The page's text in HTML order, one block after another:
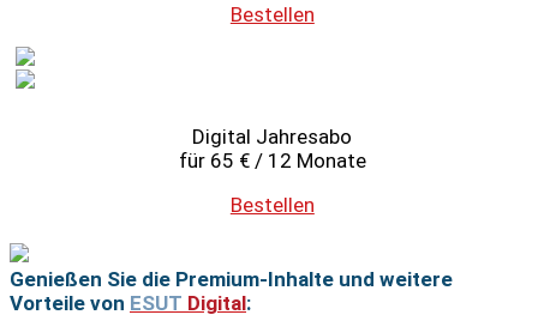
Bestellen
Digital Jahresabo
für 65 € / 12 Monate
Bestellen
Genießen Sie die Premium-Inhalte und weitere
Vorteile von ESUT Digital: